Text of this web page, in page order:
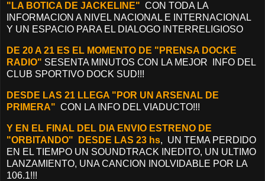
"LA BOTICA DE JACKELINE" CON TODA LA
INFORMACION A NIVEL NACIONAL E INTERNACIONAL
Y UN ESPACIO PARA EL DIALOGO INTERRELIGIOSO
DE 20 A 21 ES EL MOMENTO DE "PRENSA DOCKE
RADIO" SESENTA MINUTOS CON LA MEJOR INFO DEL
CLUB SPORTIVO DOCK SUD!!!
DESDE LAS 21 LLEGA "POR UN ARSENAL DE
PRIMERA" CON LA INFO DEL VIADUCTO!!!
Y EN EL FINAL DEL DIA ENVIO ESTRENO DE
"ORBITANDO" DESDE LAS 23 hs, UN TEMA PERDIDO
EN EL TIEMPO UN SOUNDTRACK INEDITO, UN ULTIMO
LANZAMIENTO, UNA CANCION INOLVIDABLE POR LA
106.1!!!